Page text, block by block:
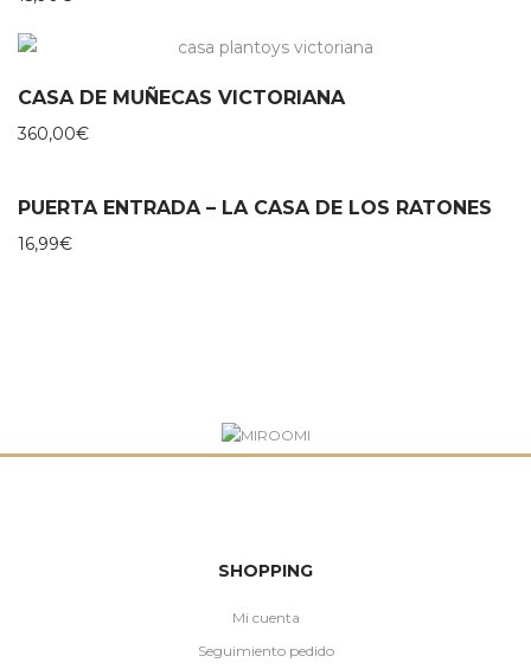
CASA DE MUÑECAS VICTORIANA
360,00€
PUERTA ENTRADA – LA CASA DE LOS RATONES
16,99€
SHOPPING
Mi cuenta
Seguimiento pedido